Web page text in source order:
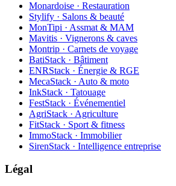
Monardoise · Restauration
Stylify · Salons & beauté
MonTipi · Assmat & MAM
Mavitis · Vignerons & caves
Montrip · Carnets de voyage
BatiStack · Bâtiment
ENRStack · Énergie & RGE
MecaStack · Auto & moto
InkStack · Tatouage
FestStack · Événementiel
AgriStack · Agriculture
FitStack · Sport & fitness
ImmoStack · Immobilier
SirenStack · Intelligence entreprise
Légal